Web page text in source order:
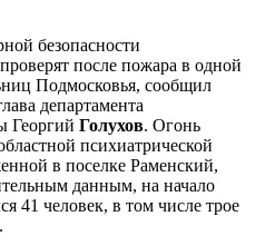
безопасности
после пожара в одной
Подмосковья, сообщил
департамента
Георгий Голухов. Огонь
психиатрической
в поселке Раменский,
данным, на начало
41 человек, в том числе трое